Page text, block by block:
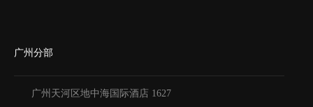
广州分部
广州天河区地中海国际酒店 1627